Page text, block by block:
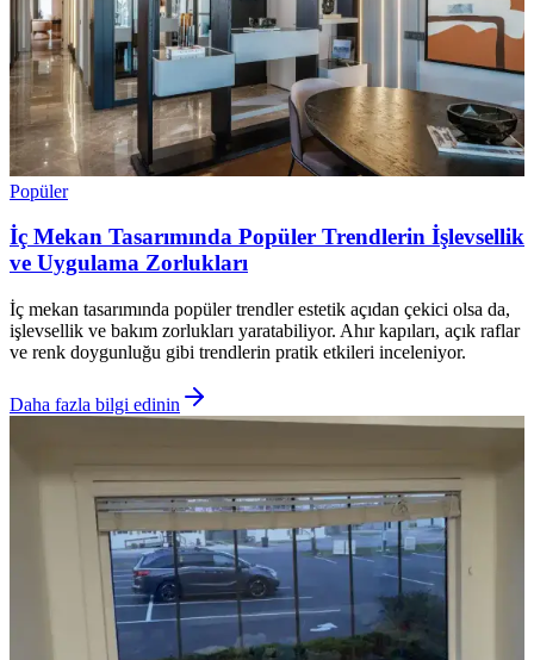
Popüler
İç Mekan Tasarımında Popüler Trendlerin İşlevsellik
ve Uygulama Zorlukları
İç mekan tasarımında popüler trendler estetik açıdan çekici olsa da,
işlevsellik ve bakım zorlukları yaratabiliyor. Ahır kapıları, açık raflar
ve renk doygunluğu gibi trendlerin pratik etkileri inceleniyor.
Daha fazla bilgi edinin